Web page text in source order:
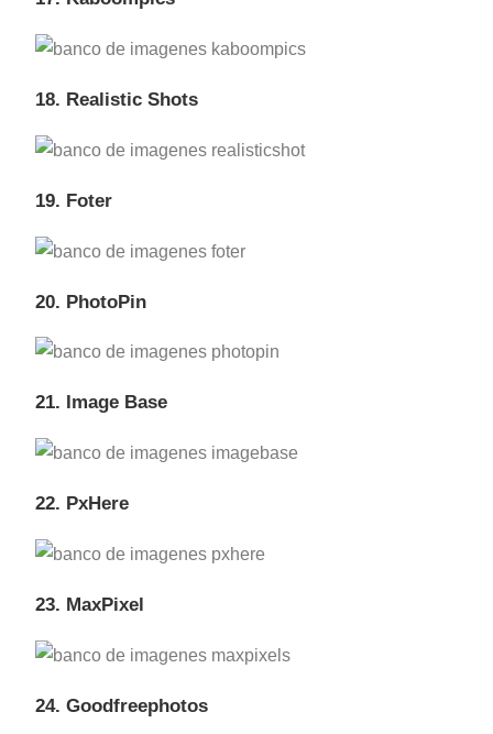
18. Realistic Shots
19. Foter
20. PhotoPin
21. Image Base
22. PxHere
23. MaxPixel
24. Goodfreephotos